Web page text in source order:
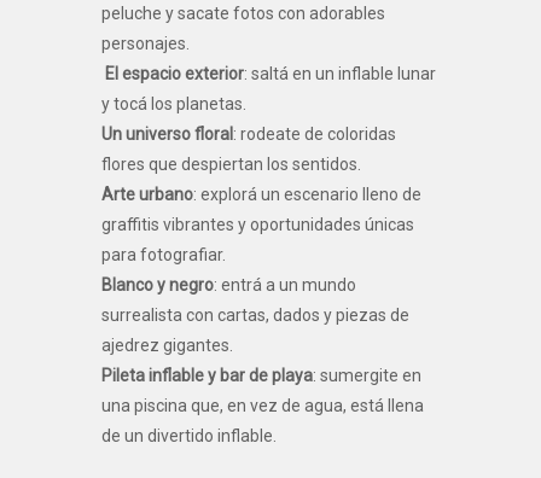
peluche y sacate fotos con adorables
personajes.
El espacio exterior: saltá en un inflable lunar
y tocá los planetas.
Un universo floral : rodeate de coloridas
flores que despiertan los sentidos.
Arte urbano: explorá un escenario lleno de
graffitis vibrantes y oportunidades únicas
para fotografiar.
Blanco y negro: entrá a un mundo
surrealista con cartas, dados y piezas de
ajedrez gigantes.
Pileta inflable y bar de playa: sumergite en
una piscina que, en vez de agua, está llena
de un divertido inflable.